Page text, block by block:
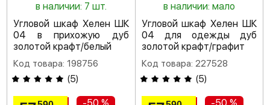
в наличии: 7 шт.
Угловой шкаф Хелен ШК
04 в прихожую дуб
золотой крафт/белый
Код товара: 198756
(5)
в наличии: мало
Угловой шкаф Хелен ШК
04 для одежды дуб
золотой крафт/графит
Код товара: 227528
(5)